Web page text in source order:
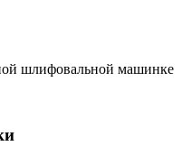
шлифовальной машинке